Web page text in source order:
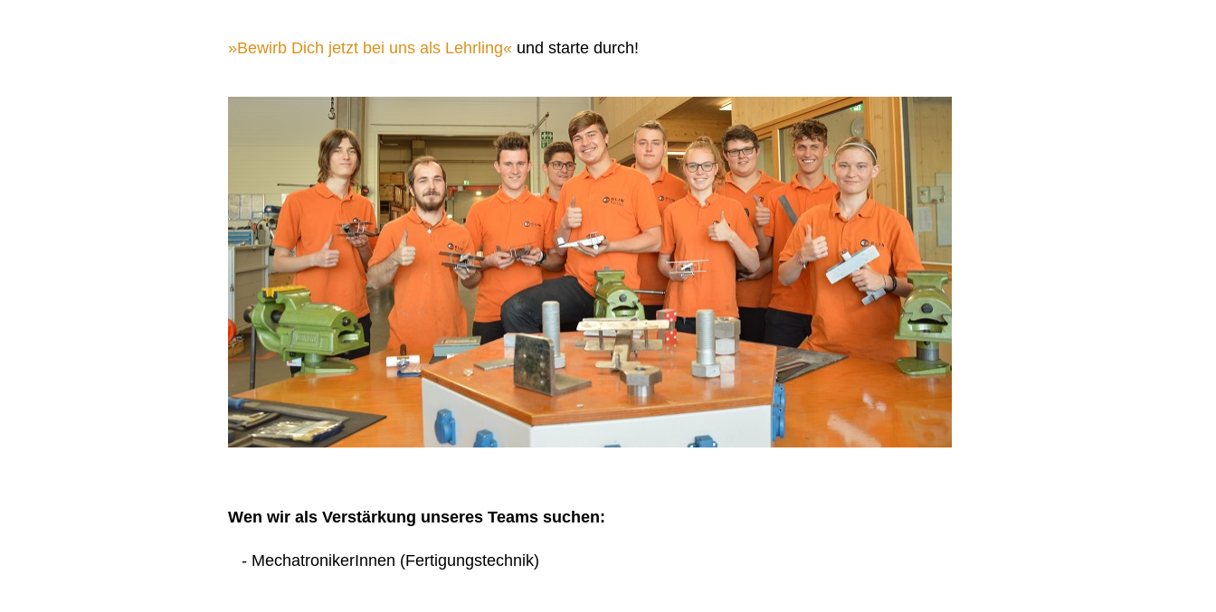
Bewirb Dich jetzt bei uns als Lehrling und starte durch!
Wen wir als Verstärkung unseres Teams suchen:
- MechatronikerInnen (Fertigungstechnik)